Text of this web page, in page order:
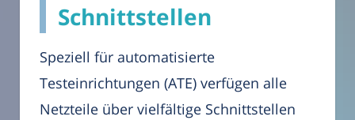
Schnittstellen
Speziell für automatisierte
Testeinrichtungen (ATE) verfügen alle
Netzteile über vielfältige Schnittstellen